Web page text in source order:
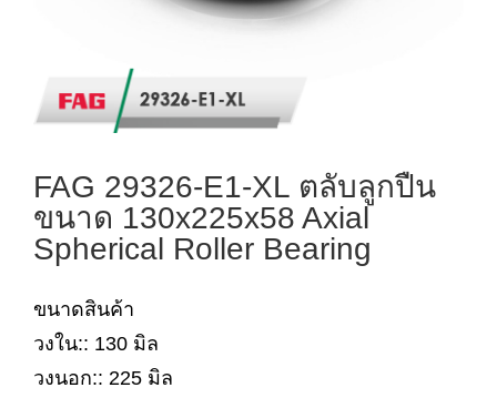
FAG 29326-E1-XL ตลับลูกปืน
ขนาด 130x225x58 Axial
Spherical Roller Bearing
ขนาดสินค้า
วงใน:: 130 มิล
วงนอก:: 225 มิล